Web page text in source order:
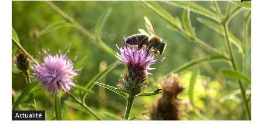
Actualité